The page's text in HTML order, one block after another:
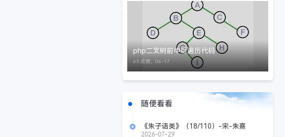
php二叉树前中后遍历代码
63 点赞， 04-17
随便看看
《朱子语类》（18/110）-宋-朱熹
2026-07-29